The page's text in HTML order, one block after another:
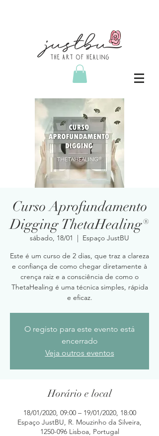
Curso Aprofundamento
Digging ThetaHealing®
sábado, 18/01
  |
Espaço JustBU
Este é um curso de 2 dias, que traz a clareza
e confiança de como chegar diretamente à
crença raiz e a consciência de como o
ThetaHealing é uma técnica simples, rápida
e eficaz.
O registo para este evento está
encerrado
Veja outros eventos
Horário e local
18/01/2020, 09:00 – 19/01/2020, 18:00
Espaço JustBU, R. Mouzinho da Silveira,
1250-096 Lisboa, Portugal